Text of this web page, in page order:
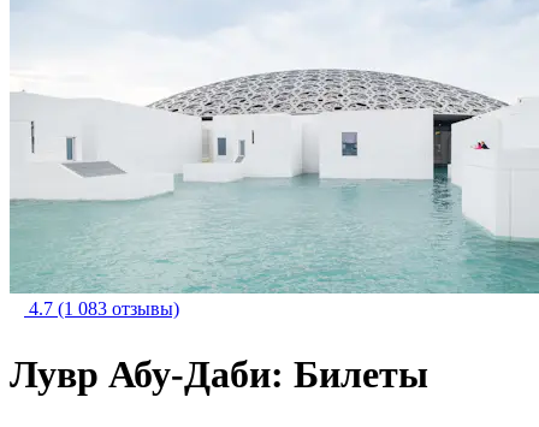
4.7 (1 083 отзывы)
Лувр Абу-Даби: Билеты